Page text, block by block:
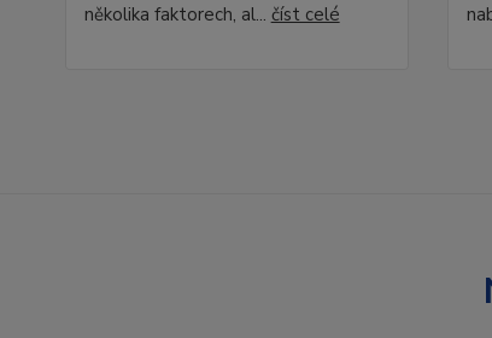
několika faktorech, al... číst celé